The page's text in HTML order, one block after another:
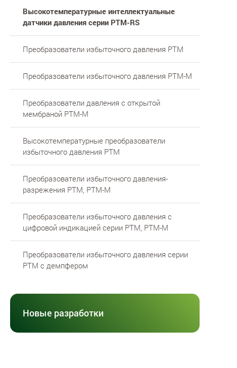
Высокотемпературные интеллектуальные
датчики давления серии PTM-RS
Преобразователи избыточного давления PTM
Преобразователи избыточного давления PTM-M
Преобразователи давления с открытой
мембраной РТМ-М
Высокотемпературные преобразователи
избыточного давления РТМ
Преобразователи избыточного давления-
разрежения РТМ, РТМ-М
Преобразователи избыточного давления с
цифровой индикацией серии РТМ, РТМ-М
Преобразователи избыточного давления серии
РТМ с демпфером
Новые разработки